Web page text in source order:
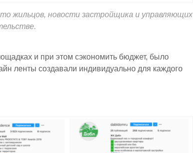
жильцов, новости застройщика и управляющих
и при этом сэкономить бюджет, было
ленты создавали индивидуально для каждого